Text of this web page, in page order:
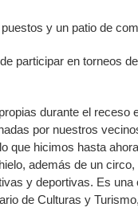
y un patio de
participar en torneos
durante el receso
por nuestros
que hicimos hasta
además de un circo,
y deportivas. Es una
de Culturas y